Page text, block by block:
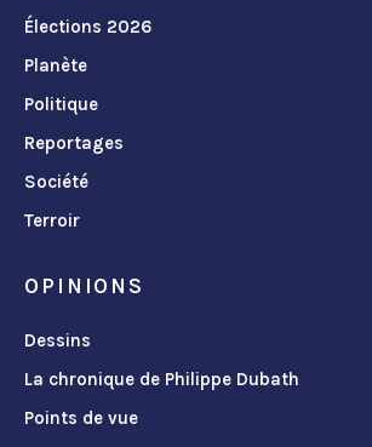
Élections 2026
Planète
Politique
Reportages
Société
Terroir
OPINIONS
Dessins
La chronique de Philippe Dubath
Points de vue